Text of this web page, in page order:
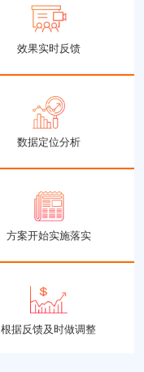
效果实时反馈
数据定位分析
方案开始实施落实
根据反馈及时做调整